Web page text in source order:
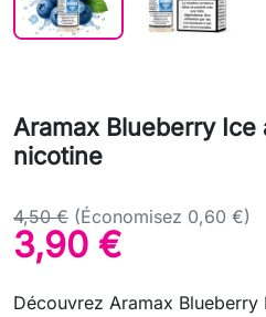
Aramax Blueberry Ice
nicotine
4,50 € (Économisez 0,60 €)
3,90 €
Découvrez Aramax